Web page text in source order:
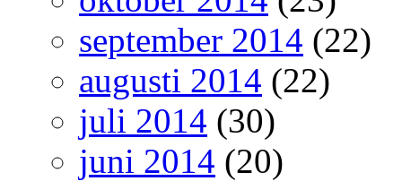
september 2014 (22)
augusti 2014 (22)
juli 2014 (30)
juni 2014 (20)